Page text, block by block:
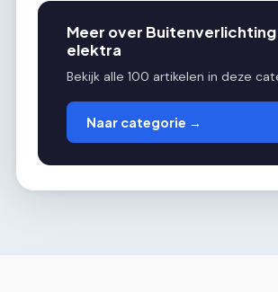
Meer over Buitenverlichting
elektra
Bekijk alle 100 artikelen in deze
Naar categorie →